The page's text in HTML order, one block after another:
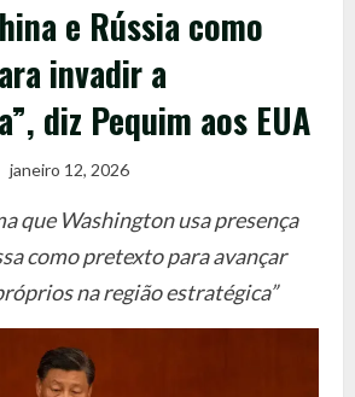
e Rússia como
invadir a
diz Pequim aos EUA
janeiro 12, 2026
que Washington usa presença
como pretexto para avançar
na região estratégica”